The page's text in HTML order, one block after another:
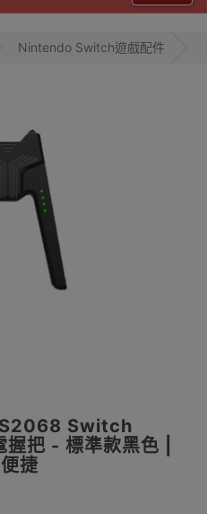
Nintendo Switch遊戲配件
Switch
把 - 標準款黑色 |
捷